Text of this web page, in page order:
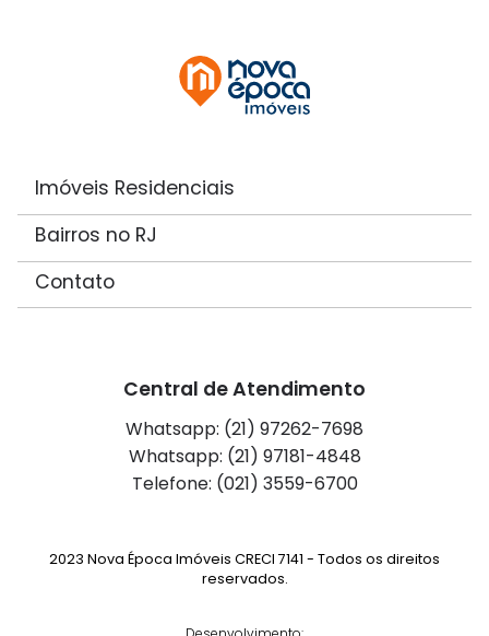
Imóveis Residenciais
Bairros no RJ
Contato
Central de Atendimento
Whatsapp: (21) 97262-7698
Whatsapp: (21) 97181-4848
Telefone: (021) 3559-6700
2023 Nova Época Imóveis CRECI 7141 - Todos os direitos
reservados.